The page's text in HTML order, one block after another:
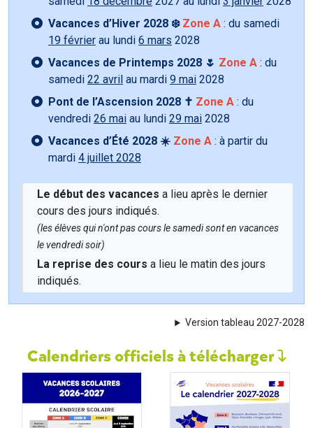
Vacances d’Hiver 2028 ❄️ Zone A : du samedi
19 février au lundi 6 mars 2028
Vacances de Printemps 2028 🌷 Zone A : du
samedi 22 avril au mardi 9 mai 2028
Pont de l’Ascension 2028 ✝️ Zone A : du
vendredi 26 mai au lundi 29 mai 2028
Vacances d’Été 2028 ☀️ Zone A : à partir du
mardi 4 juillet 2028
Le début des vacances a lieu après le dernier
cours des jours indiqués.
(les élèves qui n'ont pas cours le samedi sont en vacances
le vendredi soir)
La reprise des cours a lieu le matin des jours
indiqués.
Version tableau 2027-2028
Calendriers officiels à télécharger